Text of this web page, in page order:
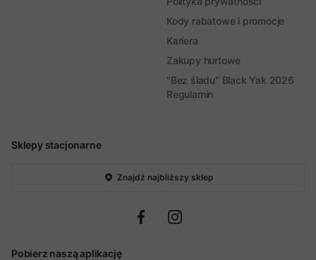
Sklepy stacjonarne
Znajdź najbliższy sklep
Pobierz naszą aplikację
Kody rabatowe i promocje
Kariera
Zakupy hurtowe
"Bez śladu" Black Yak 2026
Regulamin